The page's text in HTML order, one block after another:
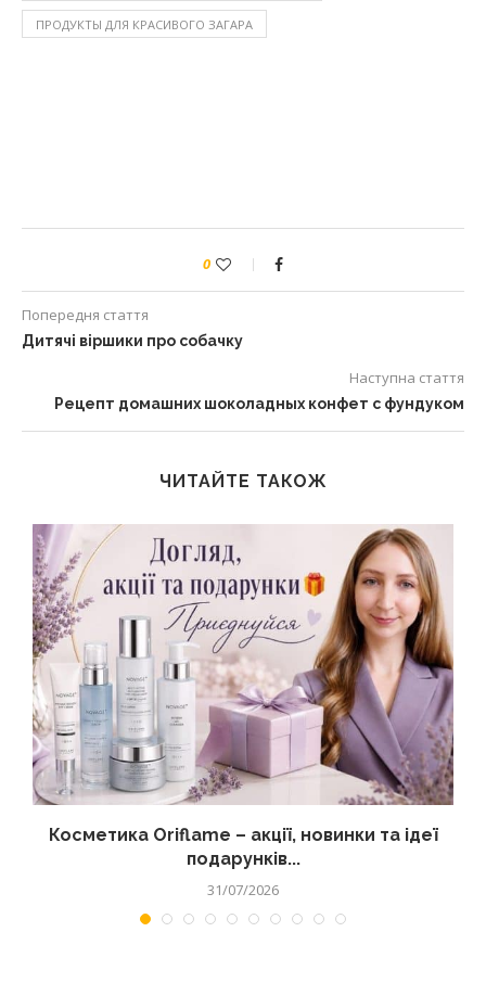
ПРОДУКТЫ ДЛЯ КРАСИВОГО ЗАГАРА
0
Попередня стаття
Дитячі віршики про собачку
Наступна стаття
Рецепт домашних шоколадных конфет с фундуком
ЧИТАЙТЕ ТАКОЖ
Косметика Oriflame – акції, новинки та ідеї
подарунків...
31/07/2026